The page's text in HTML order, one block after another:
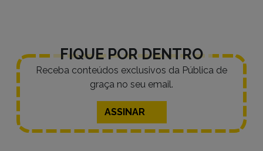
FIQUE POR DENTRO
Receba conteúdos exclusivos da Pública de
graça no seu email.
ASSINAR